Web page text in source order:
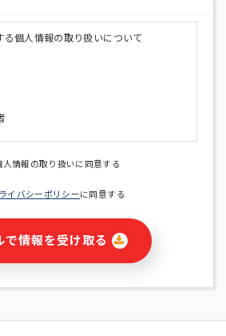
る個人情報の取り扱いについて
送付のため
ービスに関連する情報(当社及び第三者の
広告配信・宣伝を含みますが、それらに
人情報の取り扱いに同意する
イバシーポリシーに同意する
で情報を受け取る